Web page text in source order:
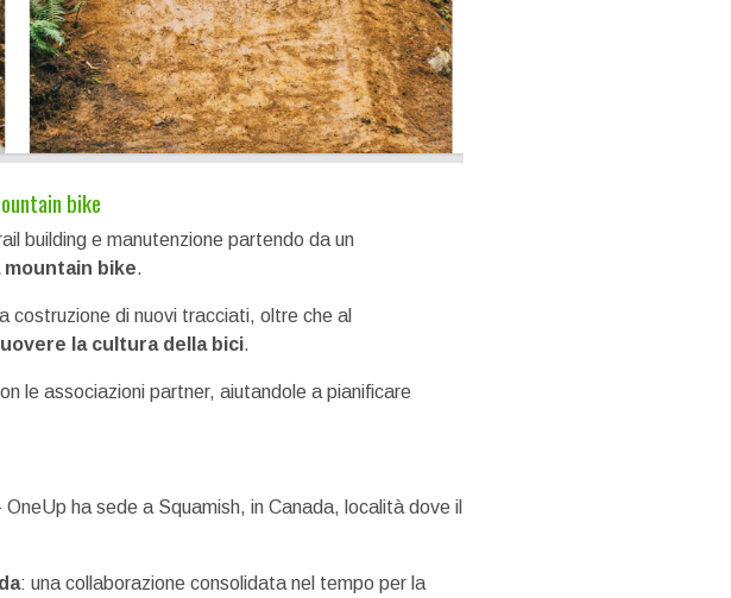
bike
building e manutenzione partendo da un
bike.
costruzione di nuovi tracciati, oltre che al
la cultura della bici.
le associazioni partner, aiutandole a pianificare
ha sede a Squamish, in Canada, località dove il
: una collaborazione consolidata nel tempo per la